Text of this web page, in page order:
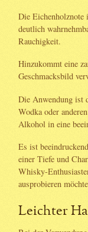
Die
deutlich
Rauchigkeit.
Hinzukommt eine
Geschmacksbild
Die Anwendung ist
Wodka oder
Alkohol in eine
Es ist
einer Tiefe und
Whisky-
ausprobieren
Leichter